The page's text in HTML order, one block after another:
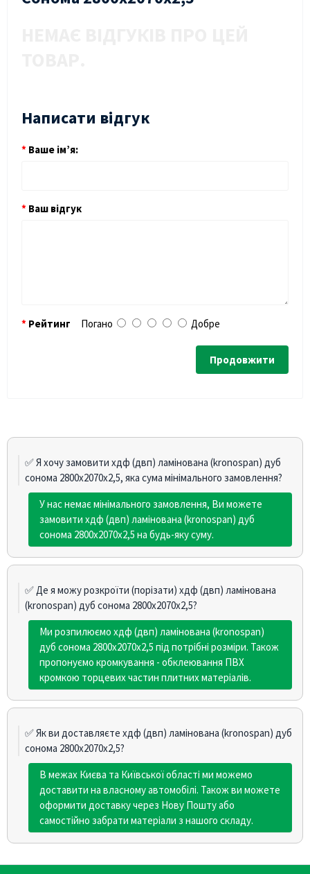
Написати відгук
Ваше ім’я:
Ваш відгук
Рейтинг Погано Добре
Продовжити
✅ Я хочу замовити хдф (двп) ламінована (kronospan) дуб
сонома 2800х2070х2,5, яка сума мінімального замовлення?
У нас немає мінімального замовлення, Ви можете
замовити хдф (двп) ламінована (kronospan) дуб
сонома 2800х2070х2,5 на будь-яку суму.
✅ Де я можу розкроїти (порізати) хдф (двп) ламінована
(kronospan) дуб сонома 2800х2070х2,5?
Ми розпилюємо хдф (двп) ламінована (kronospan)
дуб сонома 2800х2070х2,5 під потрібні розміри. Також
пропонуємо кромкування - обклеювання ПВХ
кромкою торцевих частин плитних матеріалів.
✅ Як ви доставляєте хдф (двп) ламінована (kronospan) дуб
сонома 2800х2070х2,5?
В межах Києва та Київської області ми можемо
доставити на власному автомобілі. Також ви можете
оформити доставку через Нову Пошту або
самостійно забрати матеріали з нашого складу.